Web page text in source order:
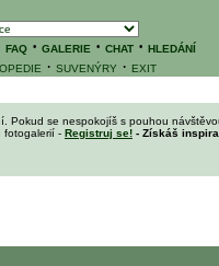
FAQ· GALERIE · CHAT· HLEDÁNÍ
· SUVENÝRY · EXIT
Pokud se nespokojíš s pouhou
fotogalerií - Registruj se! - Získáš